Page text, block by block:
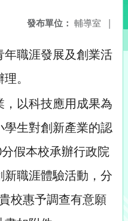
發布單位： 輔導室 |
職涯發展及創業活
。
以科技應用成果為
生對創新產業的認
假本校承辦行政院
職涯體驗活動，分
校惠予調查有意願